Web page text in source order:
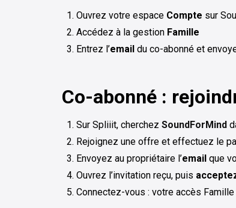
Ouvrez votre espace Compte sur
Accédez à la gestion Famille
Entrez l’email du co-abonné et
Co-abonné :
Sur Spliiit, cherchez SoundForMind
Rejoignez une offre et effectuez le
Envoyez au propriétaire l’email que
Ouvrez l’invitation reçu, puis
Connectez-vous : votre accès